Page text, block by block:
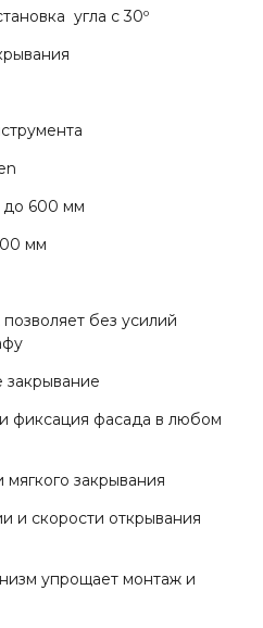
угла c 30º
600 мм
мм
без усилий
фиксация фасада в любом
закрывания
скорости открывания
упрощает монтаж и